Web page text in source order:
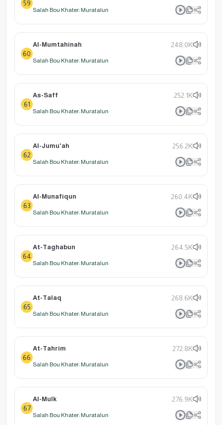
59
Salah Bou Khater: Muratalun
60
Al-Mumtahinah 248.0K
Salah Bou Khater: Muratalun
61
As-Saff 252.1K
Salah Bou Khater: Muratalun
62
Al-Jumu'ah 256.2K
Salah Bou Khater: Muratalun
63
Al-Munafiqun 260.4K
Salah Bou Khater: Muratalun
64
At-Taghabun 264.5K
Salah Bou Khater: Muratalun
65
At-Talaq 268.6K
Salah Bou Khater: Muratalun
66
At-Tahrim 272.8K
Salah Bou Khater: Muratalun
67
Al-Mulk 276.9K
Salah Bou Khater: Muratalun